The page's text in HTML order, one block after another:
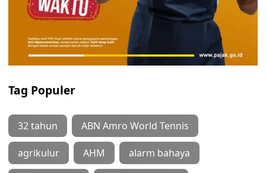
Tag Populer
32 tahun ABN Amro World Tennis
agrikulur AHM alarm bahaya